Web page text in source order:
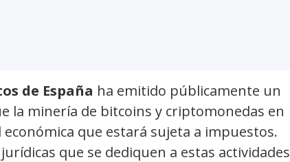
de España ha emitido públicamente un
la minería de bitcoins y criptomonedas en
que estará sujeta a impuestos.
que se dediquen a estas actividades